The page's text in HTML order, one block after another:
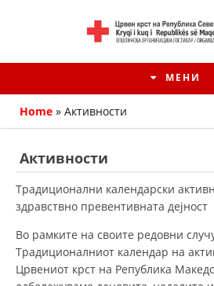
МЕНИ
Home » Активности
Активности
Традиционални календарски
здравствно превентивната дејност
Во рамките на своите редовни
Традиционалниот календар на
Црвениот крст на Република